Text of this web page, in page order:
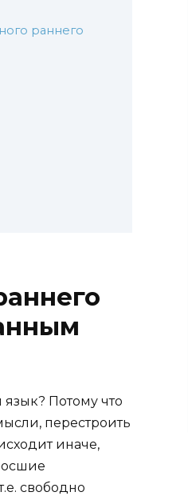
раннего
Потому что
перестроить
иначе,
свободно